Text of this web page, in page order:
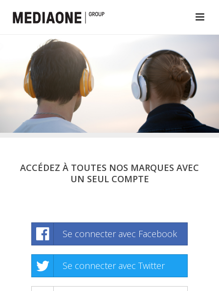
ACCÉDEZ À TOUTES NOS MARQUES AVEC
UN SEUL COMPTE
Se connecter avec Facebook
Se connecter avec Twitter